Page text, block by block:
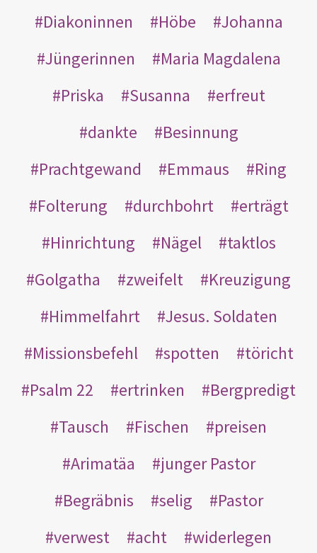
Diakoninnen
Höbe
Johanna
Jüngerinnen
Maria Magdalena
Priska
Susanna
erfreut
dankte
Besinnung
Prachtgewand
Emmaus
Ring
Folterung
durchbohrt
erträgt
Hinrichtung
Nägel
taktlos
Golgatha
zweifelt
Kreuzigung
Himmelfahrt
Jesus. Soldaten
Missionsbefehl
spotten
töricht
Psalm 22
ertrinken
Bergpredigt
Tausch
Fischen
preisen
Arimatäa
junger Pastor
Begräbnis
selig
Pastor
verwest
acht
widerlegen